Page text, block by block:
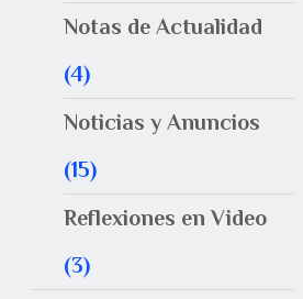
Notas de Actualidad
(4)
Noticias y Anuncios
(15)
Reflexiones en Video
(3)